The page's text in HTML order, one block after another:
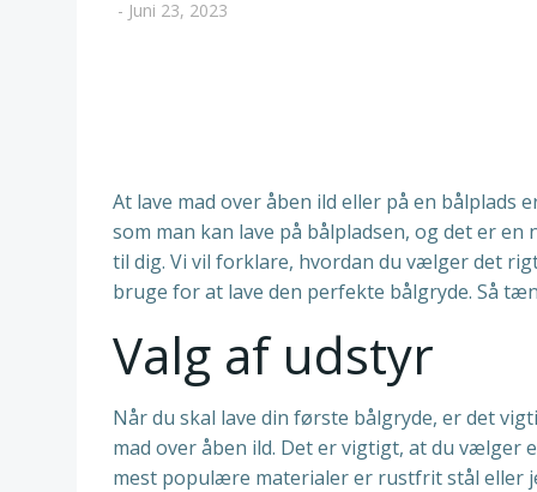
- Juni 23, 2023
At lave mad over åben ild eller på en bålplads
som man kan lave på bålpladsen, og det er
til dig. Vi vil forklare, hvordan du vælger det
bruge for at lave den perfekte bålgryde. Så
Valg af udstyr
Når du skal lave din første bålgryde, er det
mad over åben ild. Det er vigtigt, at du vælger
mest populære materialer er rustfrit stål eller